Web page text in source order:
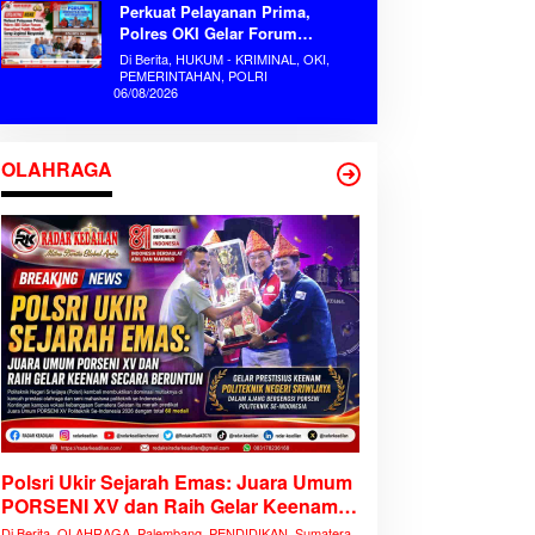
Perkuat Pelayanan Prima,
Polres OKI Gelar Forum
Konsultasi Publik Mandiri Serap
Aspirasi Masyarakat
Di Berita, HUKUM - KRIMINAL, OKI,
PEMERINTAHAN, POLRI
06/08/2026
OLAHRAGA
Polsri Ukir Sejarah Emas: Juara Umum
PORSENI XV dan Raih Gelar Keenam